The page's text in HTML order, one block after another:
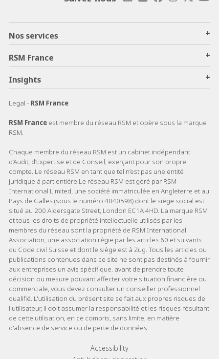
Nos services +
RSM France +
Insights +
Legal - RSM France
RSM France est membre du réseau RSM et opère sous la marque
RSM.
Chaque membre du réseau RSM est un cabinet indépendant
d’Audit, d’Expertise et de Conseil, exerçant pour son propre
compte. Le réseau RSM en tant que tel n’est pas une entité
juridique à part entière.Le réseau RSM est géré par RSM
International Limited, une société immatriculée en Angleterre et au
Pays de Galles (sous le numéro 4040598) dont le siège social est
situé au 200 Aldersgate Street, London EC1A 4HD. La marque RSM
et tous les droits de propriété intellectuelle utilisés par les
membres du réseau sont la propriété de RSM International
Association, une association régie par les articles 60 et suivants
du Code civil Suisse et dont le siège est à Zug. Tous les articles ou
publications contenues dans ce site ne sont pas destinés à fournir
aux entreprises un avis spécifique. avant de prendre toute
décision ou mesure pouvant affecter votre situation financière ou
commerciale, vous devez consulter un conseiller professionnel
qualifié. L'utilisation du présent site se fait aux propres risques de
l'utilisateur, il doit assumer la responsabilité et les risques résultant
de cette utilisation, en ce compris, sans limite, en matière
d'absence de service ou de perte de données.
Footer menu linksAccessibility